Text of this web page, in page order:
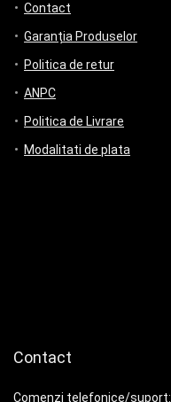
Contact
Garanția Produselor
Politica de retur
ANPC
Politica de Livrare
Modalitati de plata
Contact
Comenzi telefonice/suport: